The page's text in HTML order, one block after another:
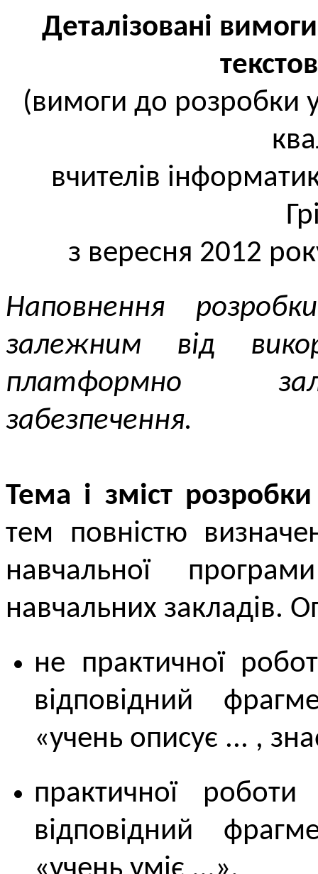
Деталізовані
(вимоги до розробки
вчителів
з вересня 2012
Наповнення
залежним від
платформно
забезпечення.
Тема і зміст
тем повністю
навчальної
навчальних закладів.
не практичної
відповідний
«учень описує ... ,
практичної
відповідний